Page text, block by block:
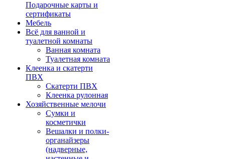
Подарочные карты и
сертификаты
Мебель
Всё для ванной и
туалетной комнаты
Ванная комната
Туалетная комната
Клеенка и скатерти
ПВХ
Скатерти ПВХ
Клеенка рулонная
Хозяйственные мелочи
Сумки и
косметички
Вешалки и полки-
органайзеры
(надверные,